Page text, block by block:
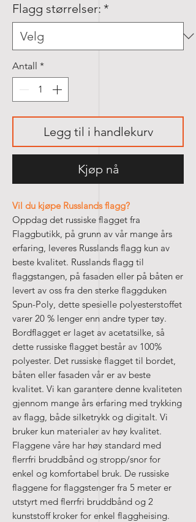
Flagg størrelser: *
Antall *
Legg til i handlekurv
Kjøp nå
Vil du kjøpe Russlands flagg?
Oppdag det russiske flagget fra
Flaggbutikk, på grunn av vår mange års
erfaring, leveres Russlands flagg kun av
beste kvalitet. Russlands flagg til
flaggstangen, på fasaden eller på båten er
levert av oss fra den sterke flaggduken
Spun-Poly, dette spesielle polyesterstoffet
varer 20 % lenger enn andre typer tøy.
Bordflagget er laget av acetatsilke, så
dette russiske flagget består av 100%
polyester. Det russiske flagget til bordet,
båten eller fasaden vår er av beste
kvalitet. Vi kan garantere denne kvaliteten
gjennom mange års erfaring med trykking
av flagg, både silketrykk og digitalt. Vi
bruker kun materialer av høy kvalitet.
Flaggene våre har høy standard med
flerrfri bruddbånd og stropp/snor for
enkel og komfortabel bruk. De russiske
flaggene for flaggstenger fra 5 meter er
utstyrt med flerrfri bruddbånd og 2
kunststoff kroker for enkel flaggheising.